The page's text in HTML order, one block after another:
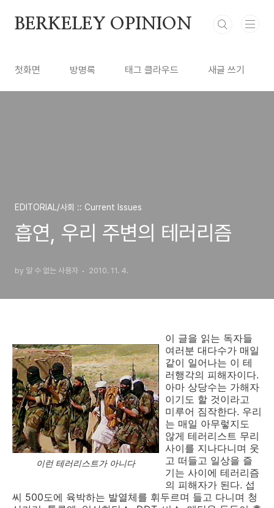
BERKELEY OPINION
첫화면 방명록 태그 클라우드 새글 쓰기
EDITORIAL/사회 :: Current Issues
흡연, 우리 주변의 테러리즘
by 알 수 없는 사용자 2010. 11. 4.
이런 테러리스트가 아니다
이 글을 읽는 독자들
여러분 대다수가 매일
같이 일어나는 이 테
러행각의 피해자이다.
아마 상당수는 가해자
이기도 할 것이라고
미루어 짐작한다. 우리
는 매일 아무렇지도
않게 테러리스트 무리
사이를 지나다니며 웃
고 떠들고 일상을 즐
기는 사이에 테러리즘
의 피해자가 된다. 섭
씨 500도에 육박하는 발열체를 휘두르며 들고 다니며 청